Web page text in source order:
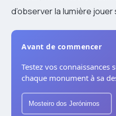
d’observer la lumière
Avant de commencer
Testez vos connaissances
chaque monument à sa
Mosteiro dos Jerónimos